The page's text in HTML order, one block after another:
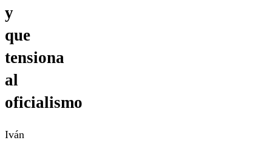
y
que
tensiona
al
oficialismo
Iván